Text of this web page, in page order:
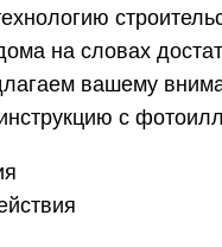
на словах
вашему
с